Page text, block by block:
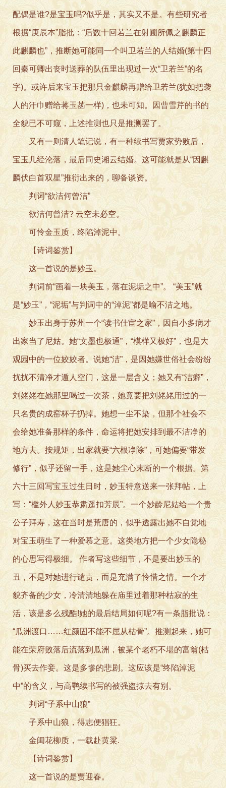
配偶是谁?是宝玉吗?似乎是，其实又不是。有些研究者
根据“庚辰本”脂批：“后数十回若兰在射圃所佩之麒麟正
此麒麟也”，推断她可能同一个叫卫若兰的人结婚(第十四
回秦可卿出丧时送葬的队伍里出现过一次“卫若兰”的名
字)。或许后来宝玉把那只金麒麟再赠给卫若兰(犹如把袭
人的汗巾赠给蒋玉菡一样)，也未可知。因曹雪芹的书的
全貌已不可窥，上述推测也只是推测罢了。
又有一则清人笔记说，有一种续书写贾家势败后，
宝玉几经沦落，最后同史湘云结婚。这可能就是从“因麒
麟伏白首双星”推衍出来的，聊备谈资。
判词“欲洁何曾洁”
欲洁何曾洁? 云空未必空。
可怜金玉质，终陷淖泥中。
【诗词鉴赏】
这一首说的是妙玉。
判词前“画着一块美玉，落在泥垢之中”。 “美玉”就
是“妙玉”，“泥垢”与判词中的“淖泥”都是喻不洁之地。
妙玉出身于苏州一个“读书仕宦之家”，因自小多病才
出家当了尼姑。她“文墨也极通”，“模样又极好”，也是大
观园中的一位姣姣者。说她“洁”，是因她嫌世俗社会纷纷
扰扰不清净才遁人空门，这是一层含义；她又有“洁癖”，
刘姥姥在她那里喝过一次茶，她竟要把刘姥姥用过的一
只名贵的成窑杯子扔掉。她想一尘不染，但那个社会不
会给她准备那样的条件，命运将把她安排到最不洁净的
地方去。按规矩，出家就要“六根净除”，可她偏要“带发
修行”，似乎还留一手，这是她尘心末断的一个根据。第
六十三回写宝玉过生日时，妙玉特意送来一张拜帖，上
写：“槛外人妙玉恭肃遥扣芳辰”。一个妙龄尼姑给一个贵
公子拜寿，这在当时是荒唐的，似乎透露出她不自觉地
对宝玉萌生了一种爱慕之意。这类地方把一个少女隐秘
的心思写得极细。 作者写这些细节，不是要出妙玉的
丑，不是对她进行谴责，而是充满了怜惜之情。一个才
貌齐备的少女，冷清清地躲在庙里过着那种枯寂的生
活，该是多么残酷!她的最后结局如何呢?有一条脂批说：
“瓜洲渡口……红颜固不能不屈从枯骨”。推测起来，她可
能在荣府败落后流落到瓜洲，被某个老朽不堪的富翁(枯
骨)买去作妾。这是多惨的悲剧。这应该是“终陷淖泥
中”的含义，与高鹗续书写的被强盗掠去有别。
判词“子系中山狼”
子系中山狼，得志便猖狂。
金闺花柳质，一载赴黄粱.
【诗词鉴赏】
这一首说的是贾迎春。